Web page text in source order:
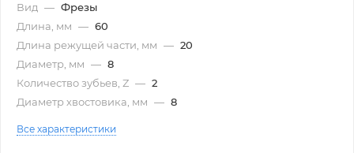
Вид — Фрезы
Длина, мм — 60
Длина режущей части, мм — 20
Диаметр, мм — 8
Количество зубьев, Z — 2
Диаметр хвостовика, мм — 8
Все характеристики